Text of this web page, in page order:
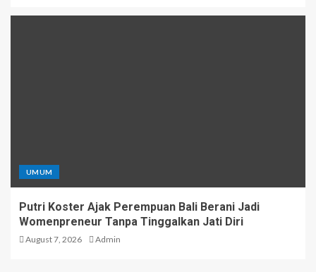
UMUM
Putri Koster Ajak Perempuan Bali Berani Jadi
Womenpreneur Tanpa Tinggalkan Jati Diri
August 7, 2026 Admin